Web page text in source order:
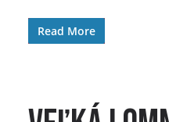
Read More